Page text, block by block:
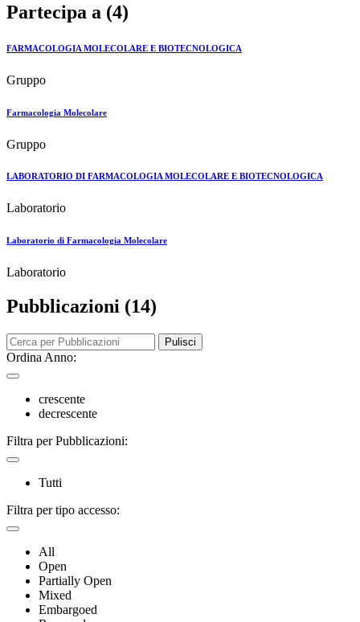
Partecipa a (4)
FARMACOLOGIA MOLECOLARE E BIOTECNOLOGICA
Gruppo
Farmacologia Molecolare
Gruppo
LABORATORIO DI FARMACOLOGIA MOLECOLARE E BIOTECNOLOGICA
Laboratorio
Laboratorio di Farmacologia Molecolare
Laboratorio
Pubblicazioni (14)
Pulisci
Ordina Anno:
crescente
decrescente
Filtra per Pubblicazioni:
Tutti
Filtra per tipo accesso:
All
Open
Partially Open
Mixed
Embargoed